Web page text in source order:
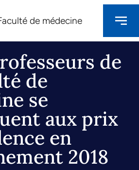
de médecine
de
de
se
aux prix
en
2018